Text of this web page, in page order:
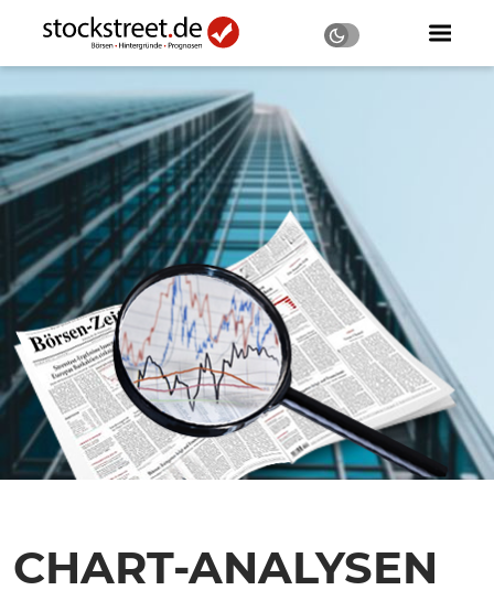
CHART-ANALYSEN